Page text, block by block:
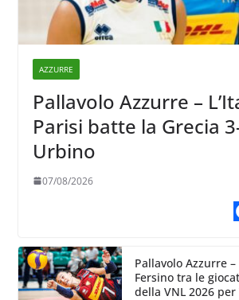
AZZURRE
Pallavolo Azzurre –
Parisi batte la Grecia
Urbino
07/08/2026
Pallavolo Azzurre –
Fersino tra le
della VNL 2026